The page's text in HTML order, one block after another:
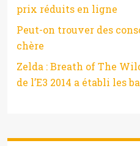
prix réduits en ligne
Peut-on trouver des
chère
Zelda : Breath of The
de l’E3 2014 a établi les